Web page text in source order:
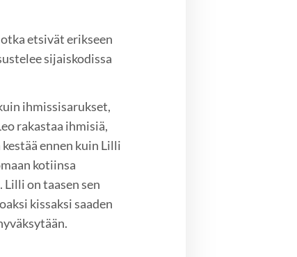
etsivät erikseen
sijaiskodissa
ihmissisarukset,
rakastaa ihmisiä,
ennen kuin Lilli
kotiinsa
on taasen sen
kissaksi saaden